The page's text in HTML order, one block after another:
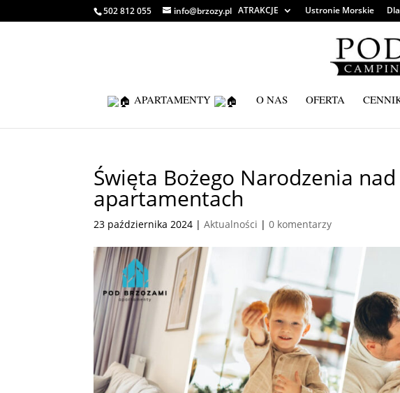
502 812 055 info@brzozy.pl ATRAKCJE Ustronie Morskie
APARTAMENTY O NAS OFERTA
Święta Bożego Narodzenia
apartamentach
23 października 2024 |Aktualności |0 komentarzy